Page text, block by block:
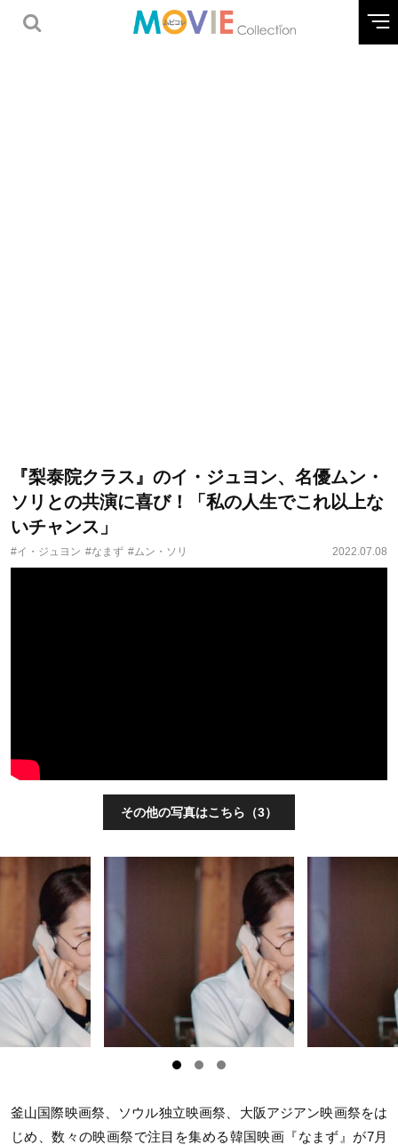
『梨泰院クラス』のイ・ジュヨン、名優ムン・
ソリとの共演に喜び！「私の人生でこれ以上な
いチャンス」
#イ・ジュヨン #なまず #ムン・ソリ 2022.07.08
その他の写真はこちら（3）
釜山国際映画祭、ソウル独立映画祭、大阪アジアン映画祭をは
じめ、数々の映画祭で注目を集める韓国映画『なまず』が7月